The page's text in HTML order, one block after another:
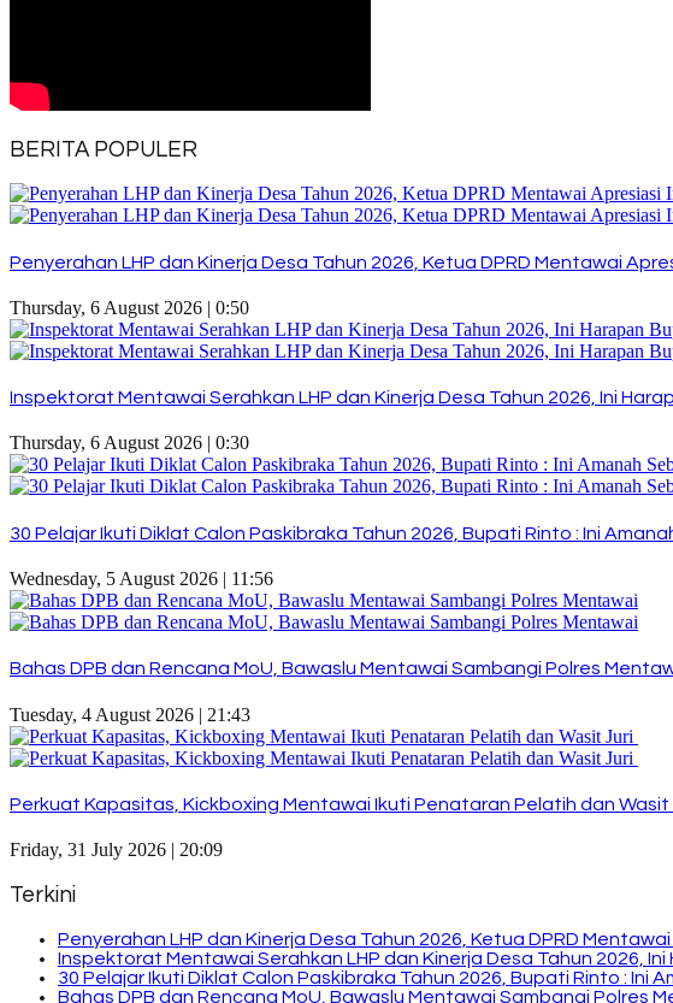
BERITA POPULER
Penyerahan LHP dan Kinerja Desa Tahun 2026, Ketua DPRD Mentawai
Thursday, 6 August 2026 | 0:50
Inspektorat Mentawai Serahkan LHP dan Kinerja Desa Tahun 2026, Ini
Thursday, 6 August 2026 | 0:30
30 Pelajar Ikuti Diklat Calon Paskibraka Tahun 2026, Bupati Rinto : Ini
Wednesday, 5 August 2026 | 11:56
Bahas DPB dan Rencana MoU, Bawaslu Mentawai Sambangi Polres
Tuesday, 4 August 2026 | 21:43
Perkuat Kapasitas, Kickboxing Mentawai Ikuti Penataran Pelatih dan Wasit
Friday, 31 July 2026 | 20:09
Terkini
Penyerahan LHP dan Kinerja Desa Tahun 2026, Ketua DPRD
Inspektorat Mentawai Serahkan LHP dan Kinerja Desa Tahun 2026,
30 Pelajar Ikuti Diklat Calon Paskibraka Tahun 2026, Bupati Rinto : Ini
Bahas DPB dan Rencana MoU, Bawaslu Mentawai Sambangi Polres